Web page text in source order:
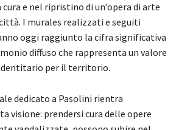
e nel ripristino di un’opera di arte
I murales realizzati e seguiti
oggi raggiunto la cifra significativa
diffuso che rappresenta un valore
per il territorio.
dedicato a Pasolini rientra
visione: prendersi cura delle opere